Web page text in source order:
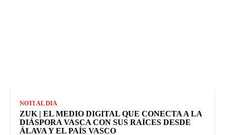
NOTI AL DIA
ZUK | EL MEDIO DIGITAL QUE CONECTA A LA
DIÁSPORA VASCA CON SUS RAÍCES DESDE
ÁLAVA Y EL PAÍS VASCO